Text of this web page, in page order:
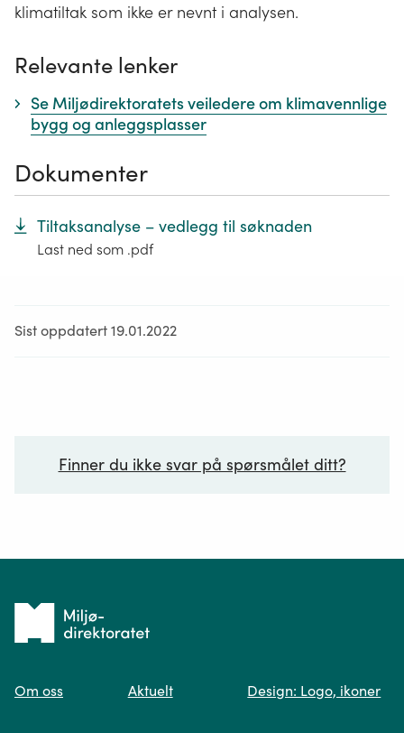
klimatiltak som ikke er nevnt i analysen.
Relevante lenker
Se Miljødirektoratets veiledere om klimavennlige
bygg og anleggsplasser
Dokumenter
Tiltaksanalyse – vedlegg til søknaden
Last ned som .pdf
Sist oppdatert 19.01.2022
Finner du ikke svar på spørsmålet ditt?
Spør oss
Tilbake
forsiden
Om oss Aktuelt Design: Logo, ikoner